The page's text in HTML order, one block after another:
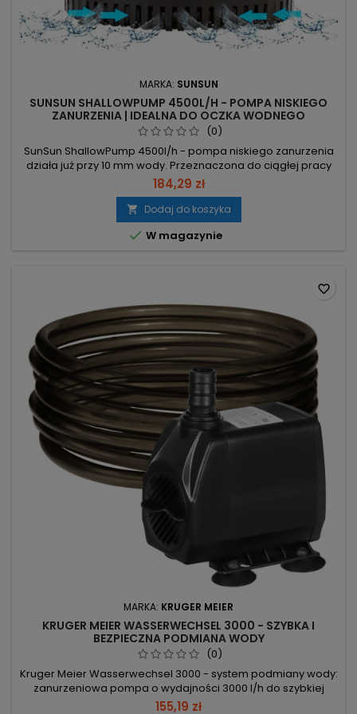
MARKA: SUNSUN
SUNSUN SHALLOWPUMP 4500L/H - POMPA NISKIEGO
ZANURZENIA | IDEALNA DO OCZKA WODNEGO
(0)
SunSun ShallowPump 4500l/h - pompa niskiego zanurzenia
działa już przy 10 mm wody. Przeznaczona do ciągłej pracy
24/7, kabel zasilający 150 cm. 10 mm minimalnego poziomu –
praca w bardzo płytkiej wodzie. 4500 l/h wydajności –
szybka cyrkulacja i efektywne odprowadzanie wody. 380 cm
słup podnoszenia – tłoczenie na dużą wysokość. 130 W
poboru; w...
184,29 zł
 Dodaj do koszyka
 W magazynie
MARKA: KRUGER MEIER
KRUGER MEIER WASSERWECHSEL 3000 - SZYBKA I
BEZPIECZNA PODMIANA WODY
(0)
Kruger Meier Wasserwechsel 3000 - system podmiany wody:
zanurzeniowa pompa o wydajności 3000 l/h do szybkiej
wymiany wody w akwariach słodkowodnych i morskich. 3000
155,19 zł
favorite_border